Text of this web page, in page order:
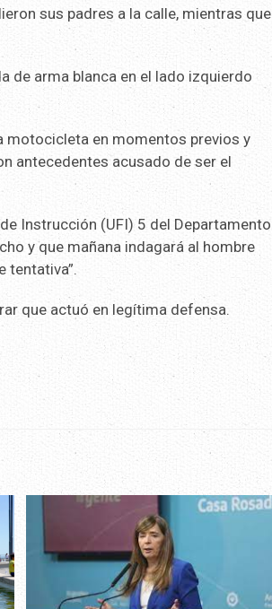
sus padres a la calle, mientras que
de arma blanca en el lado izquierdo
motocicleta en momentos previos y
antecedentes acusado de ser el
Instrucción (UFI) 5 del Departamento
y que mañana indagará al hombre
tentativa”.
que actuó en legítima defensa.